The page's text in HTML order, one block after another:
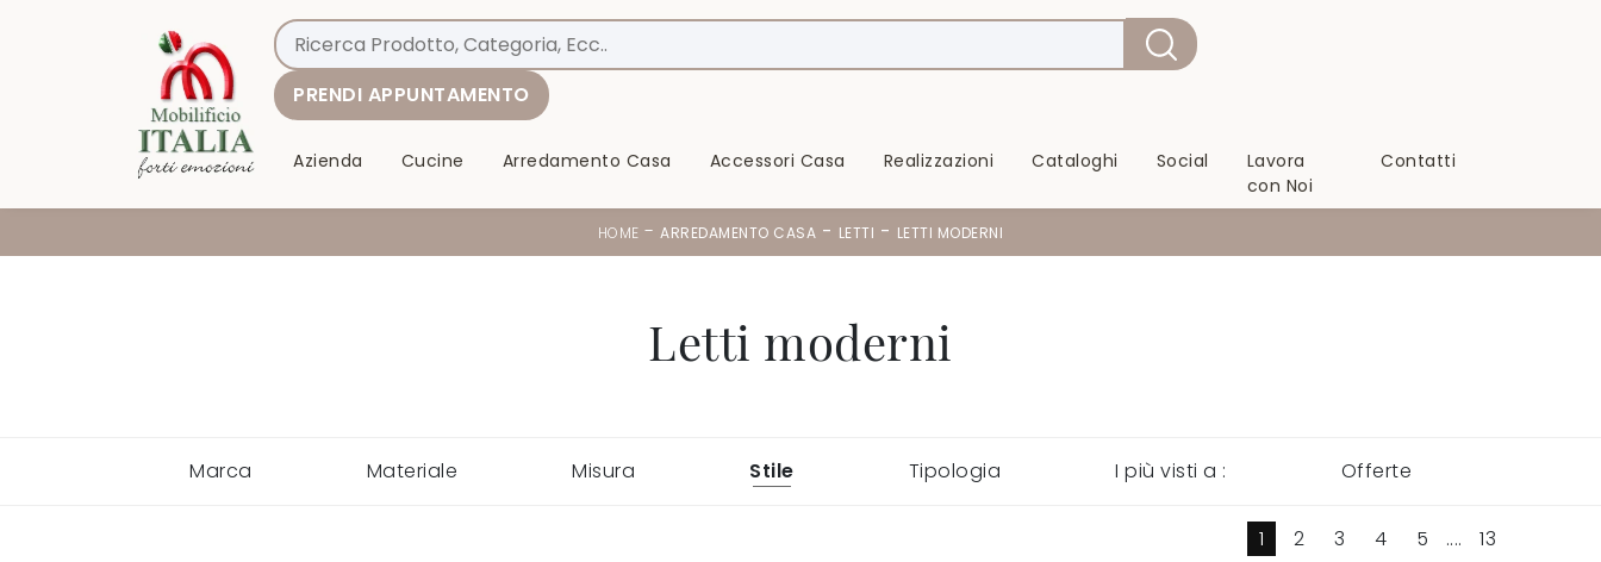
PRENDI APPUNTAMENTO
Azienda Cucine Arredamento Casa Accessori Casa Realizzazioni Cataloghi Social
Lavora
con Noi
Contatti
HOME -ARREDAMENTO CASA - LETTI - LETTI MODERNI
Letti moderni
Marca Materiale Misura Stile Tipologia I più visti a : Offerte
1 2 3 4 5 .... 13